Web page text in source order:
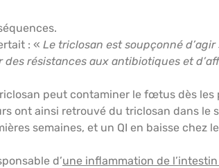
: « Le triclosan est soupçonné
résistances aux antibiotiques et
peut contaminer le fœtus dès
ont ainsi retrouvé du triclosan dans
semaines, et un QI en baisse chez
d’une inflammation de